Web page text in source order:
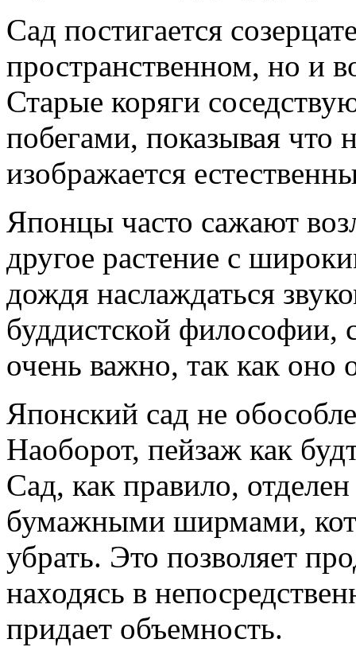
Сад постигается
пространственном, но и
Старые коряги
побегами, показывая что
изображается
Японцы часто сажают
другое растение с
дождя наслаждаться
буддистской философии,
очень важно, так как оно
Японский сад не
Наоборот, пейзаж как
Сад, как правило,
бумажными ширмами,
убрать. Это позволяет
находясь в
придает объемность.